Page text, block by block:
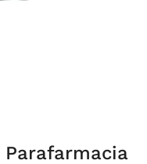
Parafarmacia